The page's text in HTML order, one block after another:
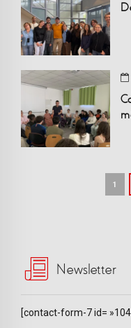
1
Newsletter
[contact-form-7 id=